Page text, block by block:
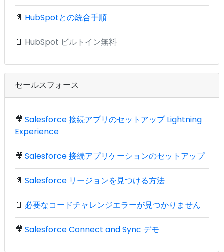
📄 HubSpotとの統合手順
📄 HubSpot ビルトイン無料
セールスフォース
🎥 Salesforce 接続アプリのセットアップ Lightning
Experience
🎥 Salesforce 接続アプリケーションのセットアップ
📄 Salesforce リージョンを見つける方法
📄 必要なコードチャレンジエラーが見つかりません
🎥 Salesforce Connect and Sync デモ